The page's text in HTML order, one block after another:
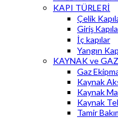
KAPI TÜRLERİ
Çelik
Giriş
İç kapılar
Yangın
KAYNAK ve
Gaz
Kaynak
Kaynak
Kaynak
Tamir